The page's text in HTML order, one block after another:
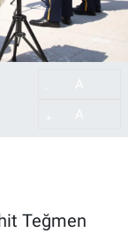
Teğmen